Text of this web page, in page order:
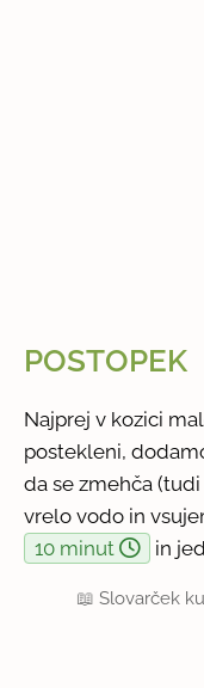
POSTOPEK
Najprej v kozici
postekleni,
da se zmehča
vrelo vodo in
10 minut
in
📖Slovarček